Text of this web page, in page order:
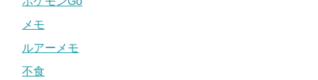
メモ
ルアーメモ
不食